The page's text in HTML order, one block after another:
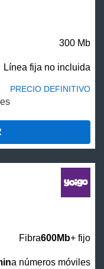
300 Mb
Línea fija no incluida
PRECIO DEFINITIVO
Fibra600Mb+ fijo
a números móviles